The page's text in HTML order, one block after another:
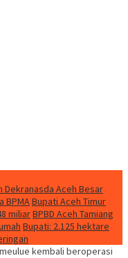
Aceh Besar
BPMABupati Aceh Timur
miliarBPBD Aceh Tamiang
Bupati: 2.125 hektare
kembali beroperasi